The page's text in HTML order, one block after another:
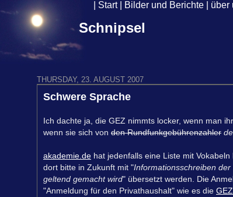
Start| Bilder und Berichte über
Schnipsel
THURSDAY, 23. AUGUST 2007
Schwere Sprache
Ich dachte ja, die GEZ nimmts locker, wenn man
wenn sie sich von den Rundfunkgebührenzahler
akademie.de hat jedenfalls eine Liste mit
dort bitte in Zukunft mit "Informationsschreiben
geltend gemacht wird" übersetzt werden. Die
"Anmeldung für den Privathaushalt" wie es die